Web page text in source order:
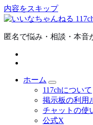
内容をスキップ
匿名で悩み・相談・本音
ホーム
117chについて
掲示板の利用
チャットの使
公式X